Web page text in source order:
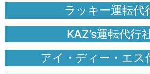
ラッキー運転代
KAZ’s運転代行
アイ・ディー・エス